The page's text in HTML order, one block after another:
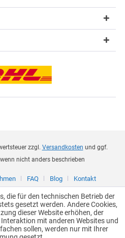
zzgl. Versandkosten und ggf.
nicht anders beschrieben
FAQ Blog Kontakt
die für den technischen Betrieb der
gesetzt werden. Andere Cookies,
dieser Website erhöhen, der
mit anderen Websites und
sollen, werden nur mit Ihrer